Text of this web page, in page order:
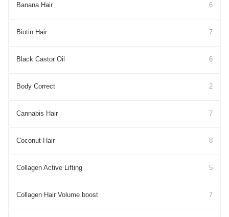
Banana Hair 6
Biotin Hair 7
Black Castor Oil 6
Body Correct 2
Cannabis Hair 7
Coconut Hair 8
Collagen Active Lifting 5
Collagen Hair Volume boost 7